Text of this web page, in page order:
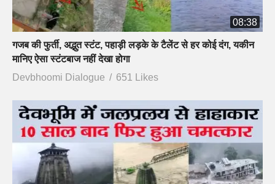
08:38
गजब की फुर्ती, अद्भुत स्टंट, पहाड़ी लड़के के टैलेंट से हर कोई दंग, यकीन
मानिए ऐसा स्टंटबाज नहीं देखा होगा
Devbhoomi Dialogue
651 Likes